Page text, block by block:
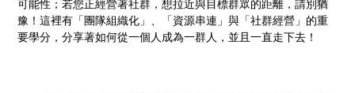
可能性；若您正經營著社群，想拉近與目標群眾的距離，請別猶
豫！這裡有「團隊組織化」、「資源串連」與「社群經營」的重
要學分，分享著如何從一個人成為一群人，並且一直走下去！